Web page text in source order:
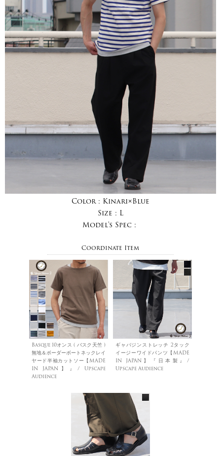
Color : Kinari×Blue
Size : L
Model's Spec :
Coordinate Item
Basque 10オンス ( バスク天竺 )
無地＆ボーダーボートネックレイ
ヤード半袖カットソー【MADE
IN JAPAN】』/ Upscape
Audience
ギャバジンストレッチ 2タック
イージーワイドパンツ【MADE
IN JAPAN】『日本製』/
Upscape Audience